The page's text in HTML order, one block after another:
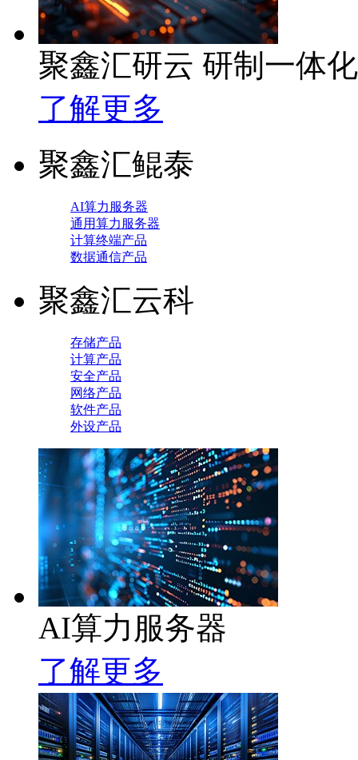
聚鑫汇研云 研制一体
了解更多
聚鑫汇鲲泰
AI算力服务器
通用算力服务器
计算终端产品
数据通信产品
聚鑫汇云科
存储产品
计算产品
安全产品
网络产品
软件产品
外设产品
AI算力服务器
了解更多